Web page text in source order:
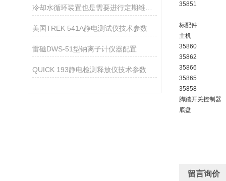
美国TREK 541A静电测试仪技术参数
雷磁DWS-51型钠离子计仪器配置
QUICK 193静电检测释放仪技术参数
35851
标配件:
主机
35860
35862
35866
35865
35858
脚踏开关控制器
底盘
留言询价